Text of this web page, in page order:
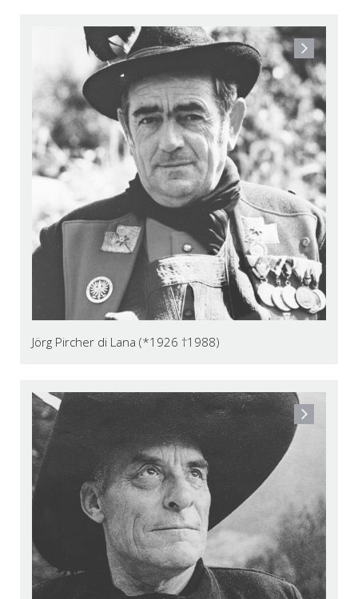
Jörg Pircher di Lana (*1926 †1988)